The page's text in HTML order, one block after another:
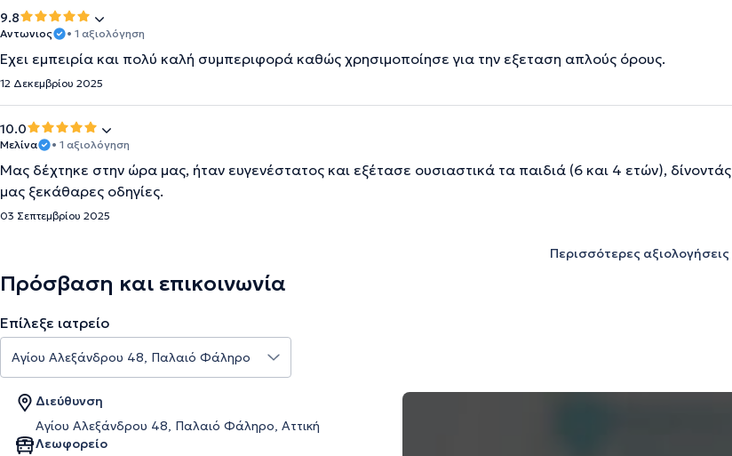
9.8
Αντωνιος • 1 αξιολόγηση
Έχει εμπειρία και πολύ καλή συμπεριφορά καθώς χρησιμοποίησε για την εξεταση απλούς όρους.
12 Δεκεμβρίου 2025
10.0
Μελίνα • 1 αξιολόγηση
Μας δέχτηκε στην ώρα μας, ήταν ευγενέστατος και εξέτασε ουσιαστικά τα παιδιά (6 και 4 ετών), δίνοντάς
μας ξεκάθαρες οδηγίες.
03 Σεπτεμβρίου 2025
Περισσότερες αξιολογήσεις
Πρόσβαση και επικοινωνία
Επίλεξε ιατρείο
Διεύθυνση
Αγίου Αλεξάνδρου 48, Παλαιό Φάληρο, Αττική
Λεωφορείο